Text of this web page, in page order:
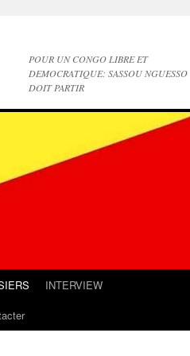
POUR UN CONGO LIBRE ET
DEMOCRATIQUE: SASSOU NGUESSO
DOIT PARTIR
INTERVIEW